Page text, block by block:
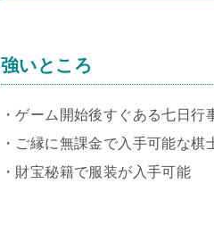
強いところ
・ゲーム開始後すぐある七日
・ご縁に無課金で入手可能な
・財宝秘籍で服装が入手可能